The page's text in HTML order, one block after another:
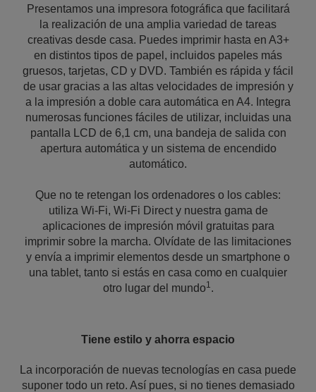
Presentamos una impresora fotográfica que facilitará
la realización de una amplia variedad de tareas
creativas desde casa. Puedes imprimir hasta en A3+
en distintos tipos de papel, incluidos papeles más
gruesos, tarjetas, CD y DVD. También es rápida y fácil
de usar gracias a las altas velocidades de impresión y
a la impresión a doble cara automática en A4. Integra
numerosas funciones fáciles de utilizar, incluidas una
pantalla LCD de 6,1 cm, una bandeja de salida con
apertura automática y un sistema de encendido
automático.
Que no te retengan los ordenadores o los cables:
utiliza Wi-Fi, Wi-Fi Direct y nuestra gama de
aplicaciones de impresión móvil gratuitas para
imprimir sobre la marcha. Olvídate de las limitaciones
y envía a imprimir elementos desde un smartphone o
una tablet, tanto si estás en casa como en cualquier
otro lugar del mundo1.
Tiene estilo y ahorra espacio
La incorporación de nuevas tecnologías en casa puede
suponer todo un reto. Así pues, si no tienes demasiado